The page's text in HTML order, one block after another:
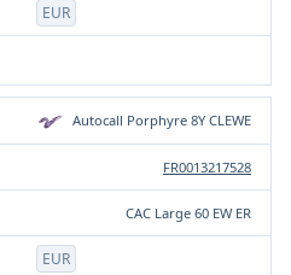
EUR
Autocall Porphyre 8Y CLEWE
FR0013217528
CAC Large 60 EW ER
EUR